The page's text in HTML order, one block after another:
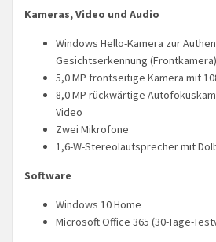
Kameras, Video und Audio
Windows Hello-Kamera zur
Gesichtserkennung (Frontkamera)
5,0 MP frontseitige Kamera mit
8,0 MP rückwärtige
Video
Zwei Mikrofone
1,6-W-Stereolautsprecher mit
Software
Windows 10 Home
Microsoft Office 365 (30-Tage-